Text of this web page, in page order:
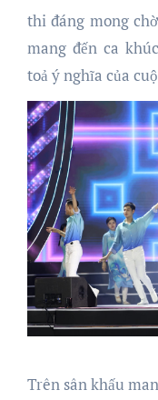
thi đáng mong
mang đến ca
toả ý nghĩa của
Trên sân khấu